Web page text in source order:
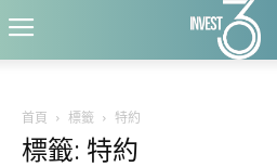
首頁 標籤 特約
標籤: 特約